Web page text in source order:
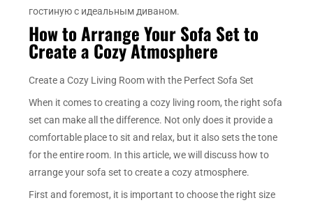
гостиную с идеальным диваном.
How to Arrange Your Sofa Set to
Create a Cozy Atmosphere
Create a Cozy Living Room with the Perfect Sofa Set
When it comes to creating a cozy living room, the right sofa
set can make all the difference. Not only does it provide a
comfortable place to sit and relax, but it also sets the tone
for the entire room. In this article, we will discuss how to
arrange your sofa set to create a cozy atmosphere.
First and foremost, it is important to choose the right size